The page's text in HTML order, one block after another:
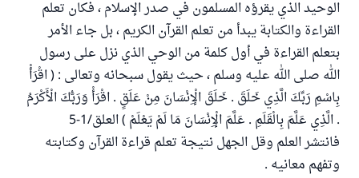
الوحيد الذي يقرؤه المسلمون في صدر الإسلام ، فكان تعلم
القراءة والكتابة يبدأ من تعلم القرآن الكريم ، بل جاء الأمر
بتعلم القراءة في أول كلمة من الوحي الذي نزل على رسول
الله صلى الله عليه وسلم ، حيث يقول سبحانه وتعالى : ( اقْرَأْ
بِاسْمِ رَبِّكَ الَّذِي خَلَقَ . خَلَقَ الْإِنْسَانَ مِنْ عَلَقٍ . اقْرَأْ وَرَبُّكَ الْأَكْرَمُ
. الَّذِي عَلَّمَ بِالْقَلَمِ . عَلَّمَ الْإِنْسَانَ مَا لَمْ يَعْلَمْ ) العلق/1-5
فانتشر العلم وقل الجهل نتيجة تعلم قراءة القرآن وكتابته
وتفهم معانيه .